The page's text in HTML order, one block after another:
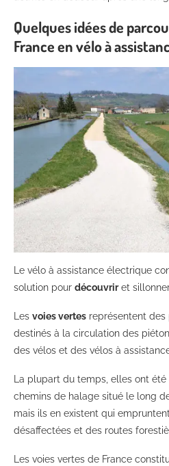
Quelques idées de
France en vélo à
Le vélo à assistance électrique
solution pour découvriret
Les voies vertes représentent
destinés à la circulation des
des vélos et des vélos à
La plupart du temps, elles ont
chemins de halage situé le long
mais ils en existent qui
désaffectées et des routes
Les voies vertes de France